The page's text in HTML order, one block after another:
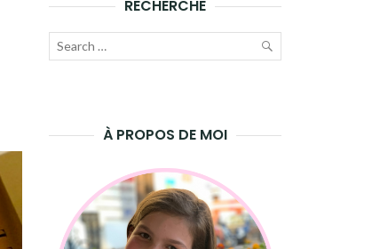
RECHERCHE
Recherche
À PROPOS DE MOI